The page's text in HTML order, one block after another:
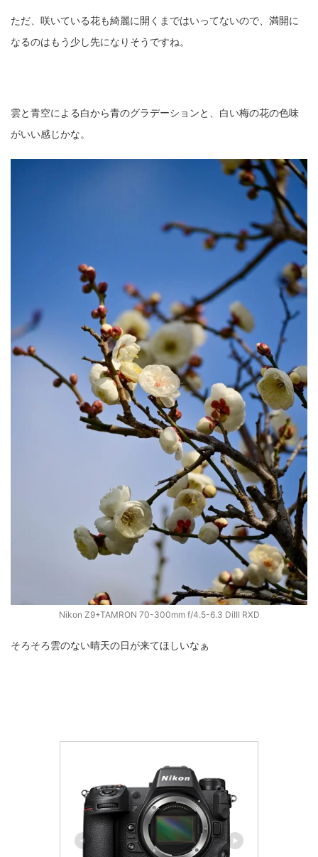
ただ、咲いている花も綺麗に開くまではいってないので、満開に
なるのはもう少し先になりそうですね。
雲と青空による白から青のグラデーションと、白い梅の花の色味
がいい感じかな。
Nikon Z9+TAMRON 70-300mm f/4.5-6.3 DiIII RXD
そろそろ雲のない晴天の日が来てほしいなぁ